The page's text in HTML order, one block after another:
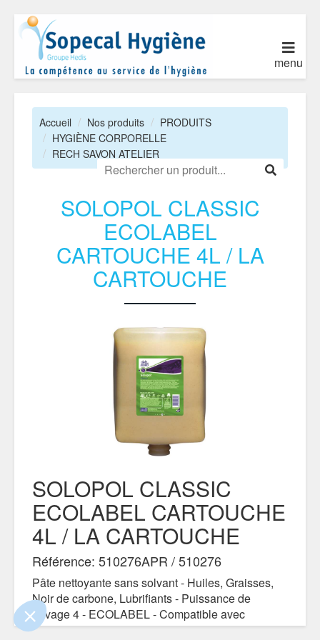
le contenu de ce site vous intéresse
on aimerait bien vous accompagner
certifiés par
Je choisis OK pour moi
menu
Accueil Nos produits
PRODUITS
HYGIÈNE CORPORELLE
RECH SAVON ATELIER
SOLOPOL CLASSIC
ECOLABEL
CARTOUCHE 4L / LA
CARTOUCHE
SOLOPOL CLASSIC
ECOLABEL CARTOUCHE
4L / LA CARTOUCHE
Référence: 510276APR / 510276
Pâte nettoyante sans solvant - Huiles, Graisses,
Noir de carbone, Lubrifiants - Puissance de
Lavage 4 - ECOLABEL - Compatible avec
appareil/ consommable HVY4LDRSTH